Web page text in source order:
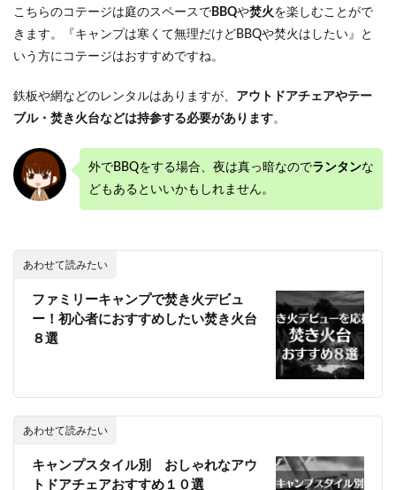
こちらのコテージは庭のスペースで BBQや焚火を楽しむことがで
きます。『キャンプは寒くて無理だけどBBQや焚火はしたい』と
いう方にコテージはおすすめですね。
鉄板や網などのレンタルはありますが、 アウトドアチェアやテー
ブル・焚き火台などは持参する必要があります。
外でBBQをする場合、夜は真っ暗なのでランタンな
どもあるといいかもしれません。
あわせて読みたい
ファミリーキャンプで焚き火デビュ
ー！初心者におすすめしたい焚き火台
８選
あわせて読みたい
キャンプスタイル別 おしゃれなアウ
トドアチェアおすすめ１０選